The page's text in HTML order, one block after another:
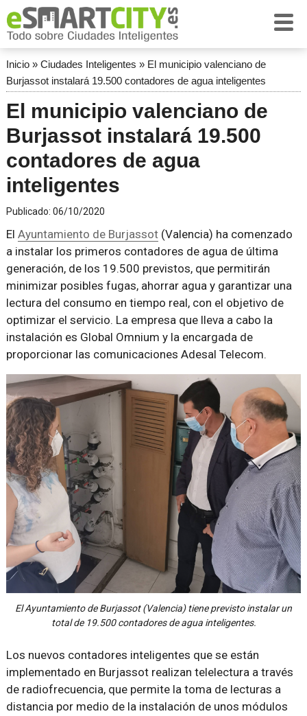
Inicio» Ciudades Inteligentes » El municipio valenciano de
Burjassot instalará 19.500 contadores de agua inteligentes
El municipio valenciano de
Burjassot instalará 19.500
contadores de agua
inteligentes
Publicado: 06/10/2020
El Ayuntamiento de Burjassot(Valencia) ha comenzado
a instalar los primeros contadores de agua de última
generación, de los 19.500 previstos, que permitirán
minimizar posibles fugas, ahorrar agua y garantizar una
lectura del consumo en tiempo real, con el objetivo de
optimizar el servicio. La empresa que lleva a cabo la
instalación es Global Omnium y la encargada de
proporcionar las comunicaciones Adesal Telecom.
El Ayuntamiento de Burjassot (Valencia) tiene previsto instalar un
total de 19.500 contadores de agua inteligentes.
Los nuevos contadores inteligentes que se están
implementado en Burjassot realizan telelectura a través
de radiofrecuencia, que permite la toma de lecturas a
distancia por medio de la instalación de unos módulos